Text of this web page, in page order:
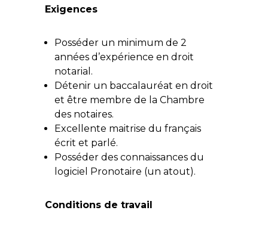
Exigences
Posséder un minimum de 2
années d’expérience en droit
notarial.
Détenir un baccalauréat en droit
et être membre de la Chambre
des notaires.
Excellente maitrise du français
écrit et parlé.
Posséder des connaissances du
logiciel Pronotaire (un atout).
Conditions de travail